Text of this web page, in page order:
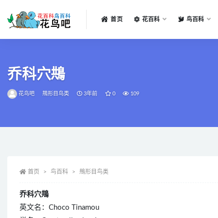
首页 花百科 鸟百科
乔科穴䳍
花鸟吧 䳍形目鸟类 3年前 0 109
首页 鸟百科 䳍形目鸟类
乔科穴䳍
英文名：Choco Tinamou